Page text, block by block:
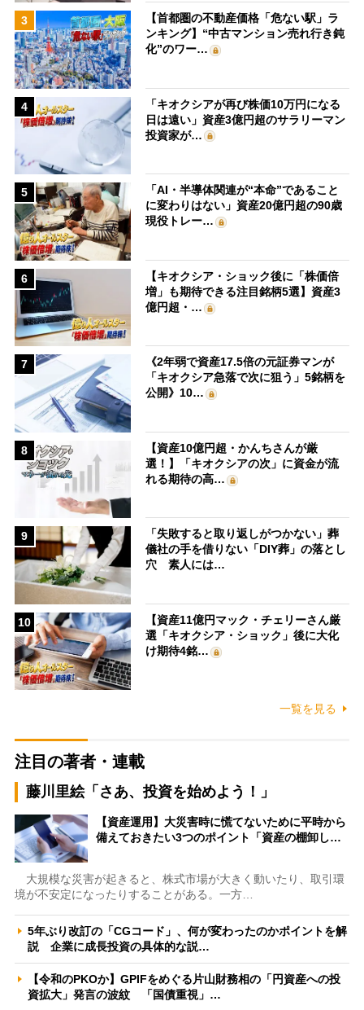
3
【首都圏の不動産価格「危ない駅」ラ
ンキング】“中古マンション売れ行き鈍
化”のワー…
4
「キオクシアが再び株価10万円になる
日は遠い」資産3億円超のサラリーマン
投資家が…
5
「AI・半導体関連が“本命”であること
に変わりはない」資産20億円超の90歳
現役トレー…
6
【キオクシア・ショック後に「株価倍
増」も期待できる注目銘柄5選】資産3
億円超・…
7
《2年弱で資産17.5倍の元証券マンが
「キオクシア急落で次に狙う」5銘柄を
公開》10…
8
【資産10億円超・かんちさんが厳
選！】「キオクシアの次」に資金が流
れる期待の高…
9
「失敗すると取り返しがつかない」葬
儀社の手を借りない「DIY葬」の落とし
穴 素人には…
10
【資産11億円マック・チェリーさん厳
選「キオクシア・ショック」後に大化
け期待4銘…
一覧を見る
注目の著者・連載
藤川里絵「さあ、投資を始めよう！」
【資産運用】大災害時に慌てないために平時から
備えておきたい3つのポイント「資産の棚卸し…
大規模な災害が起きると、株式市場が大きく動いたり、取引環
境が不安定になったりすることがある。一方…
5年ぶり改訂の「CGコード」、何が変わったのかポイントを解
説 企業に成長投資の具体的な説…
【令和のPKOか】GPIFをめぐる片山財務相の「円資産への投
資拡大」発言の波紋 「国債重視」…